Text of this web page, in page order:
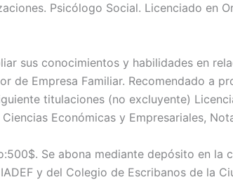
Psicólogo Social. Licenciado en
sus conocimientos y habilidades en
de Empresa Familiar. Recomendado a
titulaciones (no excluyente)
Económicas y Empresariales,
Se abona mediante depósito en la
y del Colegio de Escribanos de la